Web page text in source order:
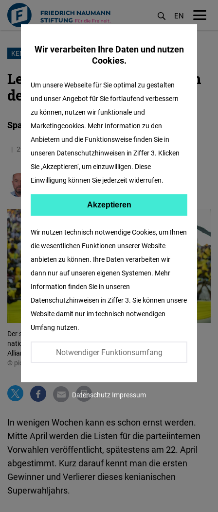
Direkt
Inhalt
EN
KENIA VOR DEN WAHLEN
Leuchtturm oder Schiffbruch
der Demokratie?
Spannung vor den Wahlen in Kenia
29.03.2022 3.2 Minuten Kenia
Stefan Schott
Der stellvertretende Präsident William Ruto spricht während der
nationalen Delegiertenkonferenz der Partei United Democratic
Alliance (UDA) im Kasarani-Stadion
© picture alliance / ZUMAPRESS.com | John Ochieng
In wenigen Wochen kann es schon ernst werden.
Mitte April werden die Listen für die parteiinternen
Vorwahlen veröffentlicht, spätestens am 22. April
abgestimmt. Kurz darauf kennt man die ersten
Gewinner und Verlierer dieses kenianischen
Superwahljahrs.
Wir verarbeiten Ihre Daten und nutzen
Cookies.
Wir nutzen technisch notwendige Cookies, um Ihnen
die wesentlichen Funktionen unserer Website
anbieten zu können. Ihre Daten verarbeiten wir
dann nur auf unseren eigenen Systemen. Mehr
Information finden Sie in unseren
Datenschutzhinweisen in Ziffer 3. Sie können unsere
Website damit nur im technisch notwendigen
Umfang nutzen.
Notwendiger Funktionsumfang
Um unsere Webseite für Sie optimal zu gestalten
und unser Angebot für Sie fortlaufend verbessern
zu können, nutzen wir funktionale und
Marketingcookies. Mehr Information zu den
Anbietern und die Funktionsweise finden Sie in
unseren Datenschutzhinweisen in Ziffer 3. Klicken
Sie ‚Akzeptieren‘, um einzuwilligen. Diese
Einwilligung können Sie jederzeit widerrufen.
Facebook
Embed
Twitter
Embed
Instagram
Embed
Maps
Embed
Cloudinary
Flickr
Akzeptieren
Datenschutz Impressum